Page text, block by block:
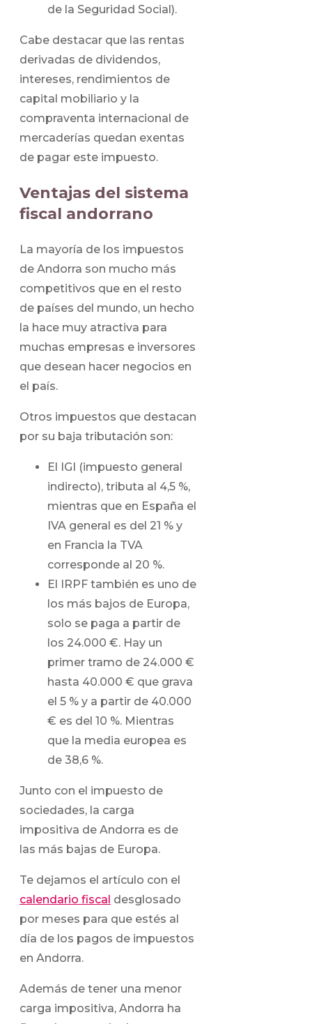
de la Seguridad Social).
Cabe destacar que las rentas
derivadas de dividendos,
intereses, rendimientos de
capital mobiliario y la
compraventa internacional de
mercaderías quedan exentas
de pagar este impuesto.
Ventajas del sistema
fiscal andorrano
La mayoría de los impuestos
de Andorra son mucho más
competitivos que en el resto
de países del mundo, un hecho
la hace muy atractiva para
muchas empresas e inversores
que desean hacer negocios en
el país.
Otros impuestos que destacan
por su baja tributación son:
El IGI (impuesto general
indirecto), tributa al 4,5 %,
mientras que en España el
IVA general es del 21 % y
en Francia la TVA
corresponde al 20 %.
El IRPF también es uno de
los más bajos de Europa,
solo se paga a partir de
los 24.000 €. Hay un
primer tramo de 24.000 €
hasta 40.000 € que grava
el 5 % y a partir de 40.000
€ es del 10 %. Mientras
que la media europea es
de 38,6 %.
Junto con el impuesto de
sociedades, la carga
impositiva de Andorra es de
las más bajas de Europa.
Te dejamos el artículo con el
calendario fiscal desglosado
por meses para que estés al
día de los pagos de impuestos
en Andorra.
Además de tener una menor
carga impositiva, Andorra ha